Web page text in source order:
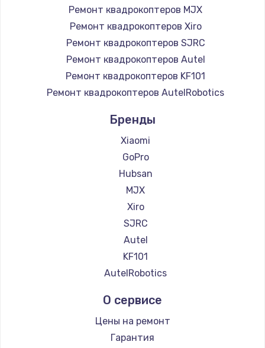
Ремонт квадрокоптеров MJX
Ремонт квадрокоптеров Xiro
Ремонт квадрокоптеров SJRC
Ремонт квадрокоптеров Autel
Ремонт квадрокоптеров KF101
Ремонт квадрокоптеров AutelRobotics
Бренды
Xiaomi
GoPro
Hubsan
MJX
Xiro
SJRC
Autel
KF101
AutelRobotics
О сервисе
Цены на ремонт
Гарантия